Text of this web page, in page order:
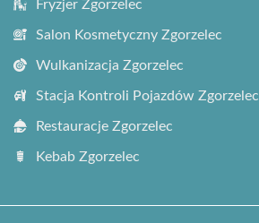
Fryzjer Zgorzelec
Salon Kosmetyczny Zgorzelec
Wulkanizacja Zgorzelec
Stacja Kontroli Pojazdów Zgorzelec
Restauracje Zgorzelec
Kebab Zgorzelec